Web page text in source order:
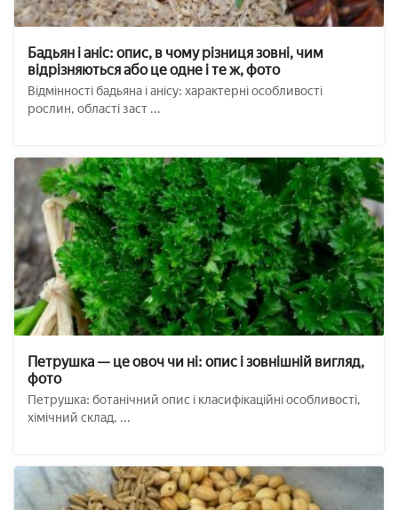
Бадьян і аніс: опис, в чому різниця зовні, чим
відрізняються або це одне і те ж, фото
Відмінності бадьяна і анісу: характерні особливості
рослин, області заст ...
Петрушка — це овоч чи ні: опис і зовнішній вигляд,
фото
Петрушка: ботанічний опис і класифікаційні особливості,
хімічний склад, ...